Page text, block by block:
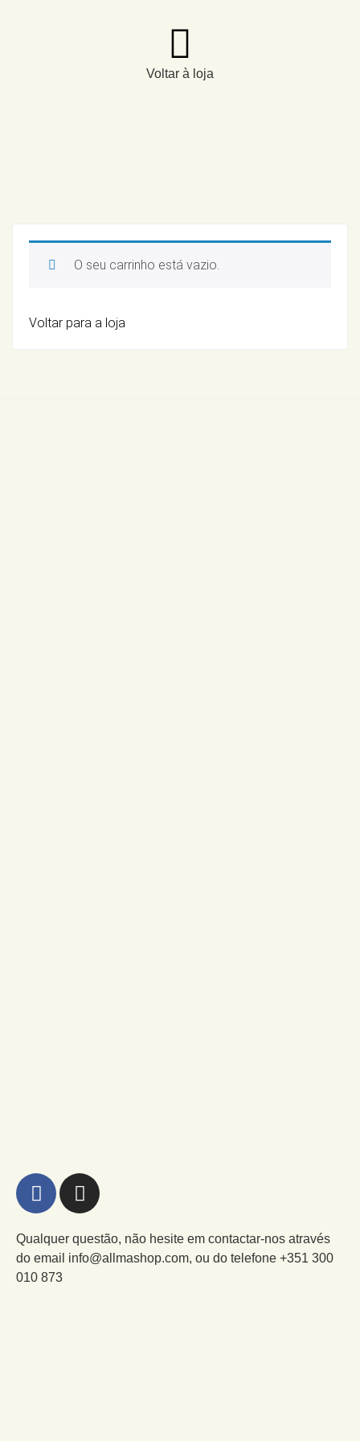
Voltar à loja
O seu carrinho está vazio.
Voltar para a loja
Qualquer questão, não hesite em contactar-nos através
do email info@allmashop.com, ou do telefone +351 300
010 873